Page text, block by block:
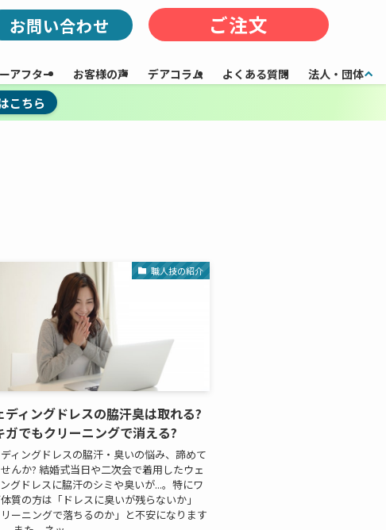
お問い合わせ ご注文
アフター お客様の声 デアコラム よくある質問 法人・団体
こちら
職人技の紹介
ディングドレスの脇汗臭は取れる?
ガでもクリーニングで消える?
ィングドレスの脇汗・臭いの悩み、諦めて
んか? 結婚式当日や二次会で着用したウェ
グドレスに脇汗のシミや臭いが...。特にワ
質の方は「ドレスに臭いが残らないか」
リーニングで落ちるのか」と不安になります